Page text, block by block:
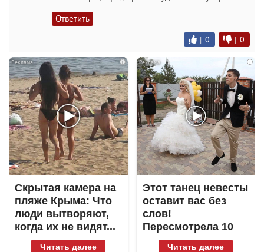
Ответить
| 0 | 0
i
Скрытая камера на
пляже Крыма: Что
люди вытворяют,
когда их не видят...
Читать далее
i
Этот танец невесты
оставит вас без
слов!
Пересмотрела 10
раз
Читать далее